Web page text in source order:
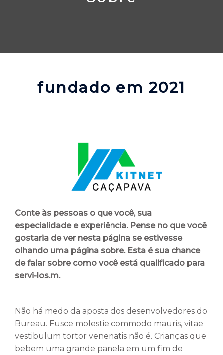
fundado em 2021
Conte às pessoas o que você, sua
especialidade e experiência. Pense no que você
gostaria de ver nesta página se estivesse
olhando uma página sobre. Esta é sua chance
de falar sobre como você está qualificado para
servi-los.m.
Não há medo da aposta dos desenvolvedores do
Bureau. Fusce molestie commodo mauris, vitae
vestibulum tortor venenatis não é. Crianças que
bebem uma grande panela em um fim de